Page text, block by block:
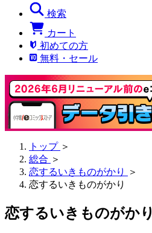
検索
カート
初めての方
無料・セール
トップ ＞
総合 ＞
恋するいきものがかり
＞
恋するいきものがかり
恋するいきものがかり